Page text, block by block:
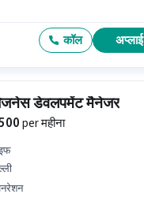
कॉल अप्लाई
डेवलपमेंट मैनेजर
per महीना